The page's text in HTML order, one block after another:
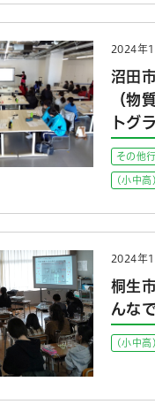
2024年
沼田
（物
トグ
その他
(小中高
2024年
桐生
んな
(小中高